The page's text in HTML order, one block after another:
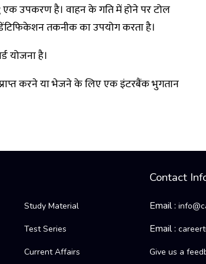
एक उपकरण है। वाहन के गति में होने पर टोल
तकनीक का उपयोग करता है।
योजना है।
करने या भेजने के लिए एक इंटरबैंक भुगतान
Study Material
Test Series
Current Affairs
Contact
Email :
Email :
Give us a